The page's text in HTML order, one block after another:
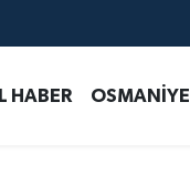
HABER OSMANİYE